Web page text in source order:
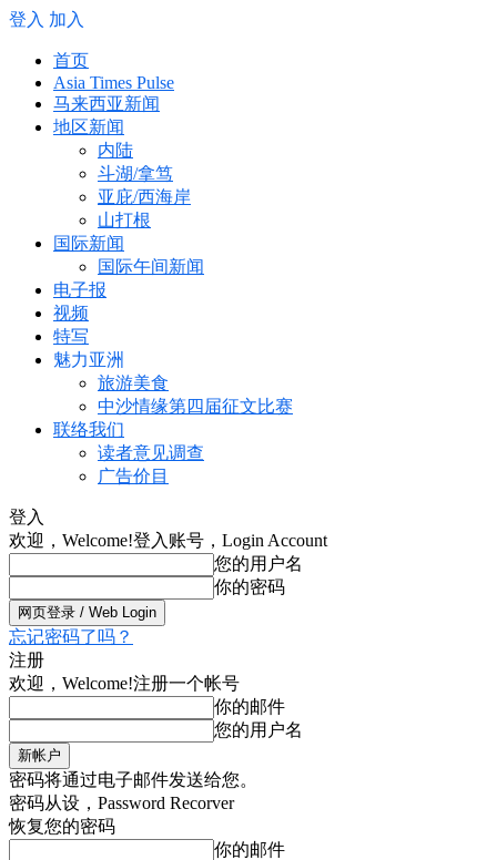
登入 加入
首页
Asia Times Pulse
马来西亚新闻
地区新闻
内陆
斗湖/拿笃
亚庇/西海岸
山打根
国际新闻
国际午间新闻
电子报
视频
特写
魅力亚洲
旅游美食
中沙情缘第四届征文比赛
联络我们
读者意见调查
广告价目
登入
欢迎，Welcome!登入账号，Login Account
您的用户名
你的密码
忘记密码了吗？
注册
欢迎，Welcome!注册一个帐号
你的邮件
您的用户名
密码将通过电子邮件发送给您。
密码从设，Password Recorver
恢复您的密码
你的邮件